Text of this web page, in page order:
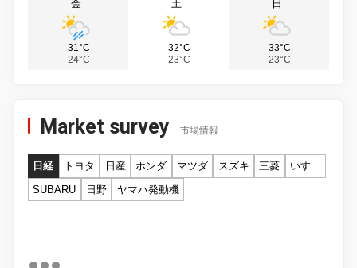
金
31°C
24°C
土
32°C
23°C
日
33°C
23°C
Market survey 市場情報
日経 トヨタ 日産 ホンダ マツダ スズキ 三菱
いすゞ
SUBARU
日野 ヤマハ発動機